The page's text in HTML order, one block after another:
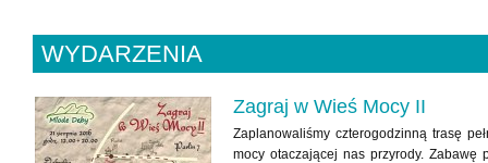
WYDARZENIA
Zagraj w Wieś Mocy II
Zaplanowaliśmy czterogodzinną trasę
mocy otaczającej nas przyrody. Zabawę